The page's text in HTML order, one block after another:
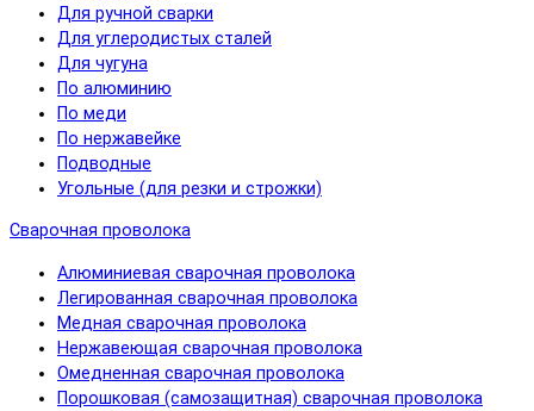
Для ручной сварки
Для углеродистых сталей
Для чугуна
По алюминию
По меди
По нержавейке
Подводные
Угольные (для резки и строжки)
Сварочная проволока
Алюминиевая сварочная проволока
Легированная сварочная проволока
Медная сварочная проволока
Нержавеющая сварочная проволока
Омедненная сварочная проволока
Порошковая (самозащитная) сварочная проволока